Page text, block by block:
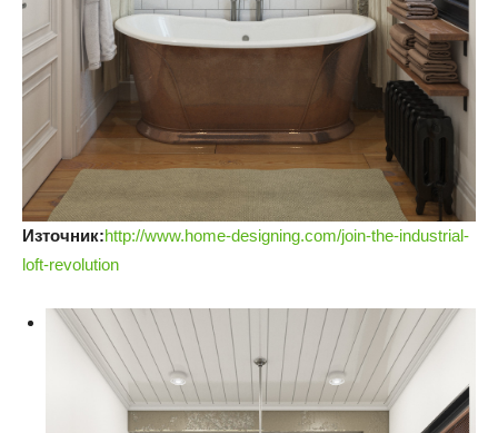
Източник:http://www.home-designing.com/join-the-industrial-
loft-revolution